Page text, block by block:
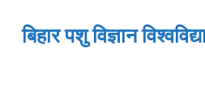
बिहार पशु विज्ञान